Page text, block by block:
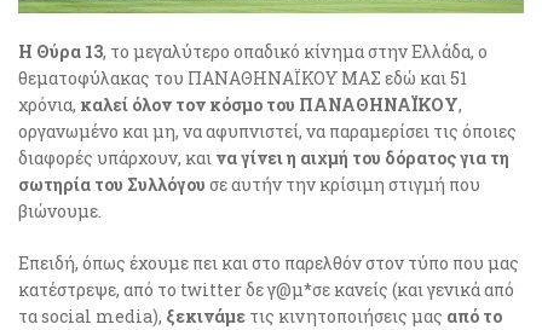
Η Θύρα 13, το μεγαλύτερο οπαδικό κίνημα στην Ελλάδα, ο
θεματοφύλακας του ΠΑΝΑΘΗΝΑΪΚΟΥ ΜΑΣ εδώ και 51
χρόνια, καλεί όλον τον κόσμο του ΠΑΝΑΘΗΝΑΪΚΟΥ,
οργανωμένο και μη, να αφυπνιστεί, να παραμερίσει τις όποιες
διαφορές υπάρχουν, και να γίνει η αιχμή του δόρατος για τη
σωτηρία του Συλλόγου σε αυτήν την κρίσιμη στιγμή που
βιώνουμε.
Επειδή, όπως έχουμε πει και στο παρελθόν στον τύπο που μας
κατέστρεψε, από το twitter δε γ@μ*σε κανείς (και γενικά από
τα social media), ξεκινάμε τις κινητοποιήσεις μας από το